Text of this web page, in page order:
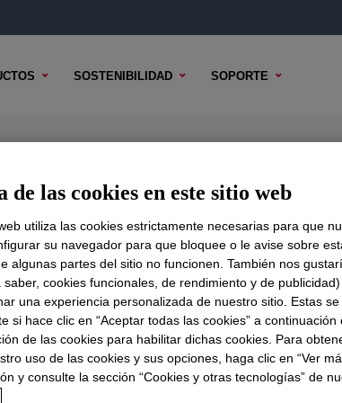
SOSTENIBILIDAD SOPORTE
TÉCNICO OPCIONES DE MUESTRA OPCIONES
de las cookies en este sitio web
utiliza las cookies estrictamente necesarias para que
su navegador para que bloquee o le avise sobre
algunas partes del sitio no funcionen. También nos
saber, cookies funcionales, de rendimiento y de
una experiencia personalizada de nuestro sitio. Estas
si hace clic en “Aceptar todas las cookies” a continuación
de las cookies para habilitar dichas cookies. Para
uso de las cookies y sus opciones, haga clic en “Ver
y consulte la sección “Cookies y otras tecnologías” de